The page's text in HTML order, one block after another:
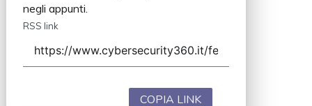
negli appunti.
RSS link
COPIA LINK